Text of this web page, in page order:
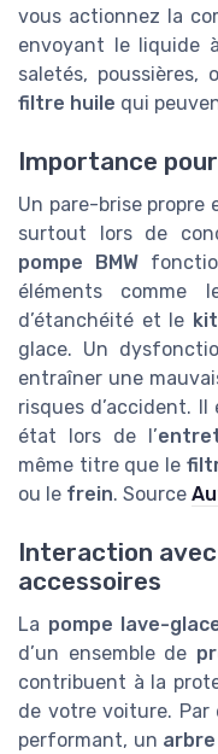
vous actionnez la
envoyant le liquide
saletés, poussières,
filtre huile qui
Importance
Un pare-brise propre
surtout lors de
pompe BMW
éléments comme
d’étanchéité et le kit
glace. Un
entraîner une
risques d’accident.
état lors de l’
même titre que le
ou le frein. Source
Interaction
accessoires
La pompe lave-
d’un ensemble de
contribuent à la
de votre voiture. Par
performant, un